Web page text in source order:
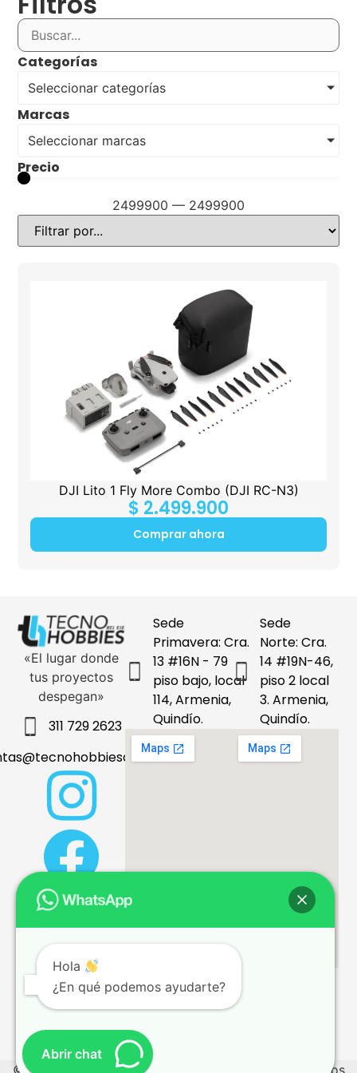
Categorías
Seleccionar categorías
Marcas
Seleccionar marcas
Precio
2499900 — 2499900
DJI Lito 1 Fly More Combo (DJI RC-N3)
$ 2.499.900
Comprar ahora
«El lugar donde
tus proyectos
despegan»
311 729 2623
Sede
Primavera: Cra.
13 #16N - 79
piso bajo, local
114, Armenia,
Quindío.
Sede
Norte: Cra.
14 #19N-46,
piso 2 local
3. Armenia,
Quindío.
Términos y condiciones
Hola
¿En qué podemos ayudarte?
Abrir chat